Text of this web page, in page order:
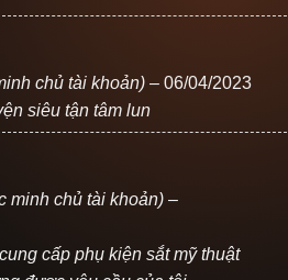
chủ tài khoản) – 06/04/2023
siêu tận tâm lun
minh chủ tài khoản) –
cấp phụ kiện sắt mỹ thuật